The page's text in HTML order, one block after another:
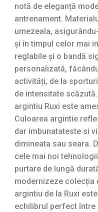
notă de eleganță
antrenament.
umezeala,
și în timpul celor mai
reglabile și o bandă
personalizată,
activități, de la
de intensitate
argintiu Ruxi este
Culoarea argintie
dar imbunatateste si
dimineata sau seara.
cele mai noi
purtare de lungă
modernizeze colecția
argintiu de la Ruxi
echilibrul perfect